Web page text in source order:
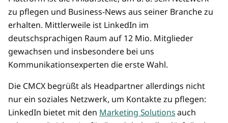
zu pflegen und Business-News aus seiner Branche zu
erhalten. Mittlerweile ist LinkedIn im
deutschsprachigen Raum auf 12 Mio. Mitglieder
gewachsen und insbesondere bei uns
Kommunikationsexperten die erste Wahl.
Die CMCX begrüßt als Headpartner allerdings nicht
nur ein soziales Netzwerk, um Kontakte zu pflegen:
LinkedIn bietet mit den Marketing Solutionsauch